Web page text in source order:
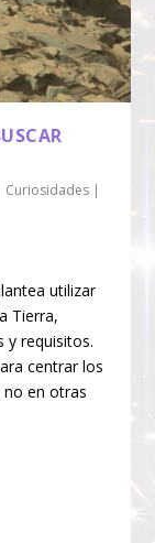
Curiosidades |
utilizar
Tierra,
y requisitos.
centrar los
no en otras